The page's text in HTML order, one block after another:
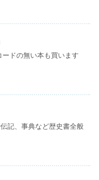
ードの無い本も買います
記、事典など歴史書全般